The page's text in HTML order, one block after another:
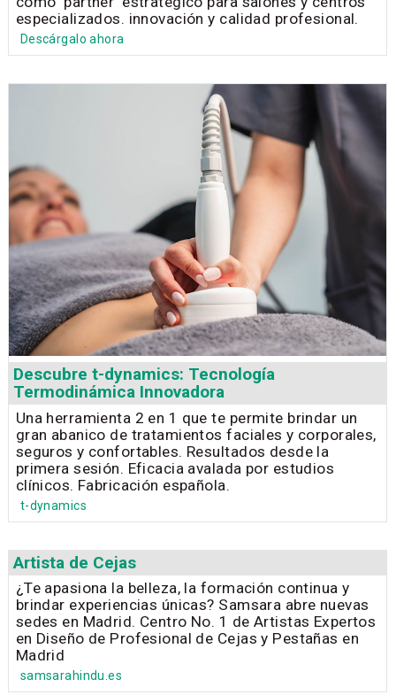
especializados. innovación y calidad profesional.
Descárgalo ahora
Descubre t-dynamics: Tecnología
Termodinámica Innovadora
Una herramienta 2 en 1 que te permite brindar un
gran abanico de tratamientos faciales y corporales,
seguros y confortables. Resultados desde la
primera sesión. Eficacia avalada por estudios
clínicos. Fabricación española.
t-dynamics
Artista de Cejas
¿Te apasiona la belleza, la formación continua y
brindar experiencias únicas? Samsara abre nuevas
sedes en Madrid. Centro No. 1 de Artistas Expertos
en Diseño de Profesional de Cejas y Pestañas en
Madrid
samsarahindu.es